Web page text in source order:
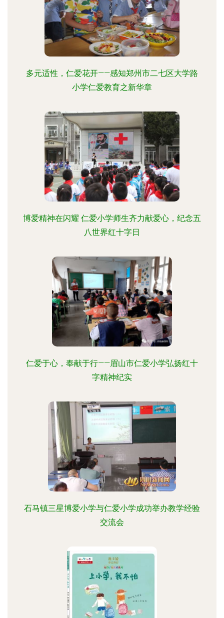
多元适性，仁爱花开——感知郑州市二七区大学路
小学仁爱教育之新华章
博爱精神在闪耀 仁爱小学师生齐力献爱心，纪念五
八世界红十字日
仁爱于心，奉献于行——眉山市仁爱小学弘扬红十
字精神纪实
石马镇三星博爱小学与仁爱小学成功举办教学经验
交流会